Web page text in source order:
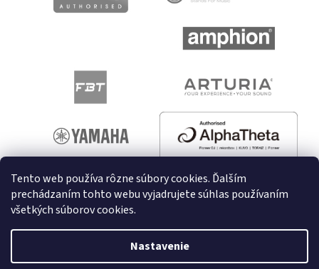
Tento web používa rôzne súbory cookies. Ďalším
prechádzaním tohto webu vyjadrujete súhlas používaním
všetkých súborov cookies.
Nastavenie
Vytvoril Shoptet